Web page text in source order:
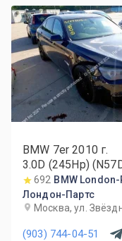
BMW 7er 2010г.
3.0D (245Hp)
AT692 BMW
Лондон-Партс
Москва, ул.
(903) 744-04-51